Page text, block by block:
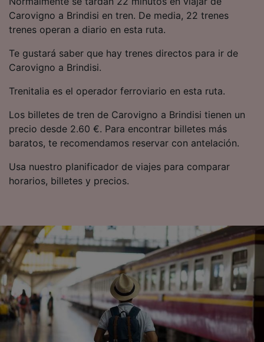
Carovigno a Brindisi en tren. De media, 22 trenes
trenes operan a diario en esta ruta.
Te gustará saber que hay trenes directos para ir de
Carovigno a Brindisi.
Trenitalia es el operador ferroviario en esta ruta.
Los billetes de tren de Carovigno a Brindisi tienen un
precio desde 2.60 €. Para encontrar billetes más
baratos, te recomendamos reservar con antelación.
Usa nuestro planificador de viajes para comparar
horarios, billetes y precios.
precisa. Analizar activamente las
características del dispositivo para su
identificación. Almacenar la información en un
contenido personalizados, medición de
publicidad y contenido, investigación de